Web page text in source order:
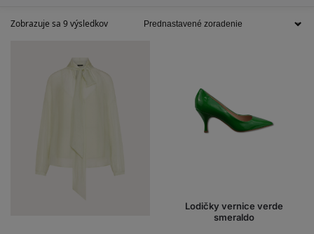
Zobrazuje sa 9 výsledkov
Lodičky vernice verde
smeraldo